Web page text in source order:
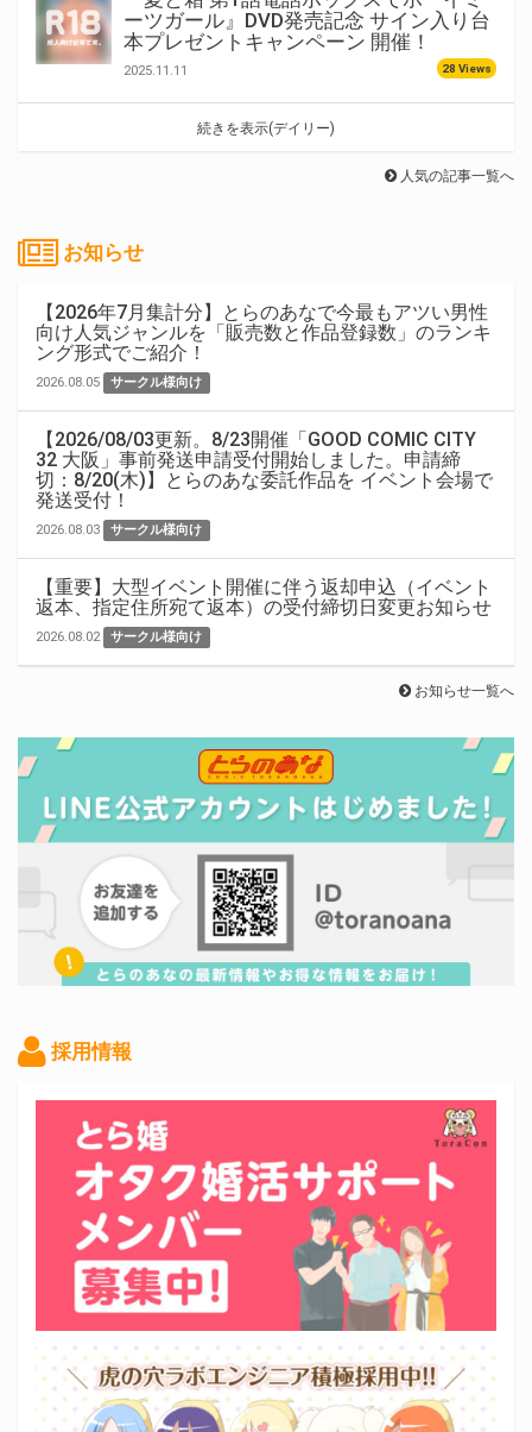
ーツガール』DVD発売記念 サイン入り台
本プレゼントキャンペーン 開催！
2025.11.11 28 Views
続きを表示(デイリー)
人気の記事一覧へ
お知らせ
【2026年7月集計分】とらのあなで今最もアツい男性
向け人気ジャンルを「販売数と作品登録数」のランキ
ング形式でご紹介！
2026.08.05 サークル様向け
【2026/08/03更新。8/23開催「GOOD COMIC CITY
32 大阪」事前発送申請受付開始しました。申請締
切：8/20(木)】とらのあな委託作品を イベント会場で
発送受付！
2026.08.03 サークル様向け
【重要】大型イベント開催に伴う返却申込（イベント
返本、指定住所宛て返本）の受付締切日変更お知らせ
2026.08.02 サークル様向け
お知らせ一覧へ
採用情報